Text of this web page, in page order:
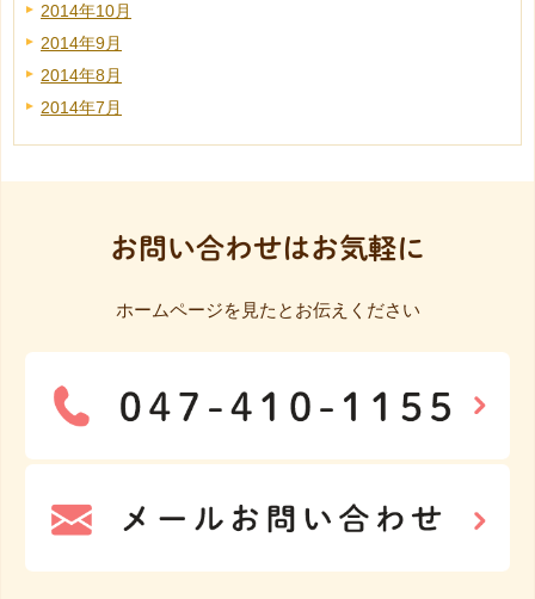
2014年10月
2014年9月
2014年8月
2014年7月
お問い合わせはお気軽に
ホームページを見たとお伝えください